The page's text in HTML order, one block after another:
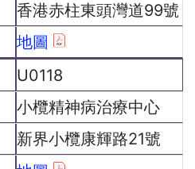
香港赤柱東頭灣道99號
地圖
U0118
小欖精神病治療中心
新界小欖康輝路21號